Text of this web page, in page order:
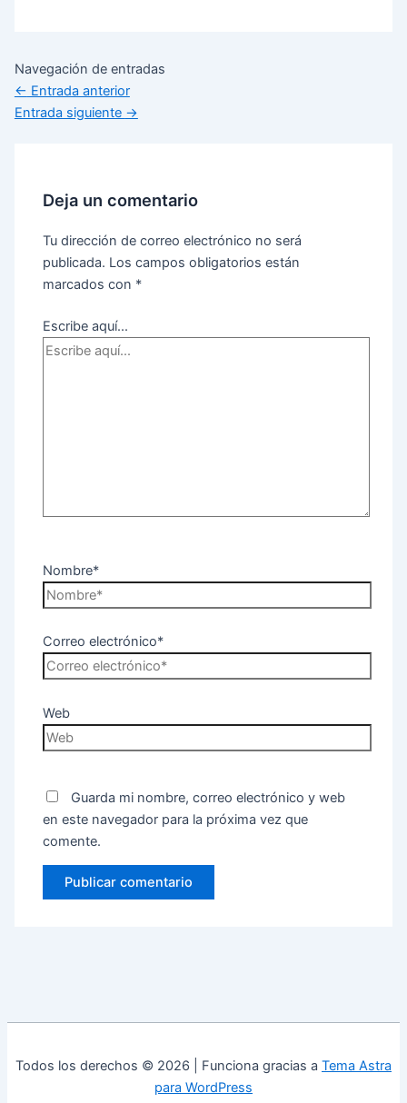
Navegación de entradas
← Entrada anterior
Entrada siguiente →
Deja un comentario
Tu dirección de correo electrónico no será
publicada. Los campos obligatorios están
marcados con *
Escribe aquí...
Nombre*
Correo electrónico*
Web
Guarda mi nombre, correo electrónico y web
en este navegador para la próxima vez que
comente.
Todos los derechos © 2026 | Funciona gracias a Tema Astra
para WordPress